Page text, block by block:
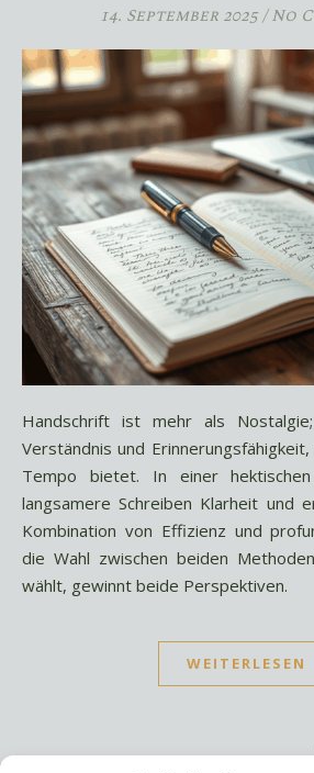
14. September 2025/ No
Handschrift ist mehr als Nostalgie; sie fördert tiefes
Verständnis und
Tempo bietet. In einer
langsamere Schreiben Klarheit und
Kombination von Effizienz und
die Wahl zwischen beiden
wählt, gewinnt beide Perspektiven.
WEITERLESEN